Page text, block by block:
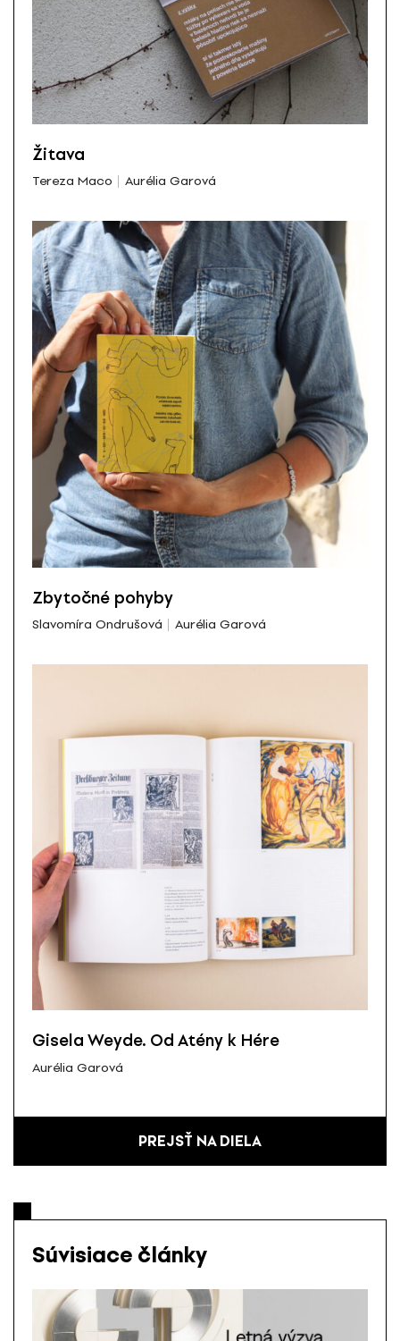
Žitava
Tereza Maco Aurélia Garová
Zbytočné pohyby
Slavomíra Ondrušová Aurélia Garová
Gisela Weyde. Od Atény k Hére
Aurélia Garová
PREJSŤ NA DIELA
Súvisiace články